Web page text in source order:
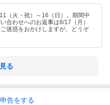
（火・祝）～16（日）。期間中
合わせへのお返事は8/17（月）
迷惑をおかけしますが、どうぞ
る
申告をする